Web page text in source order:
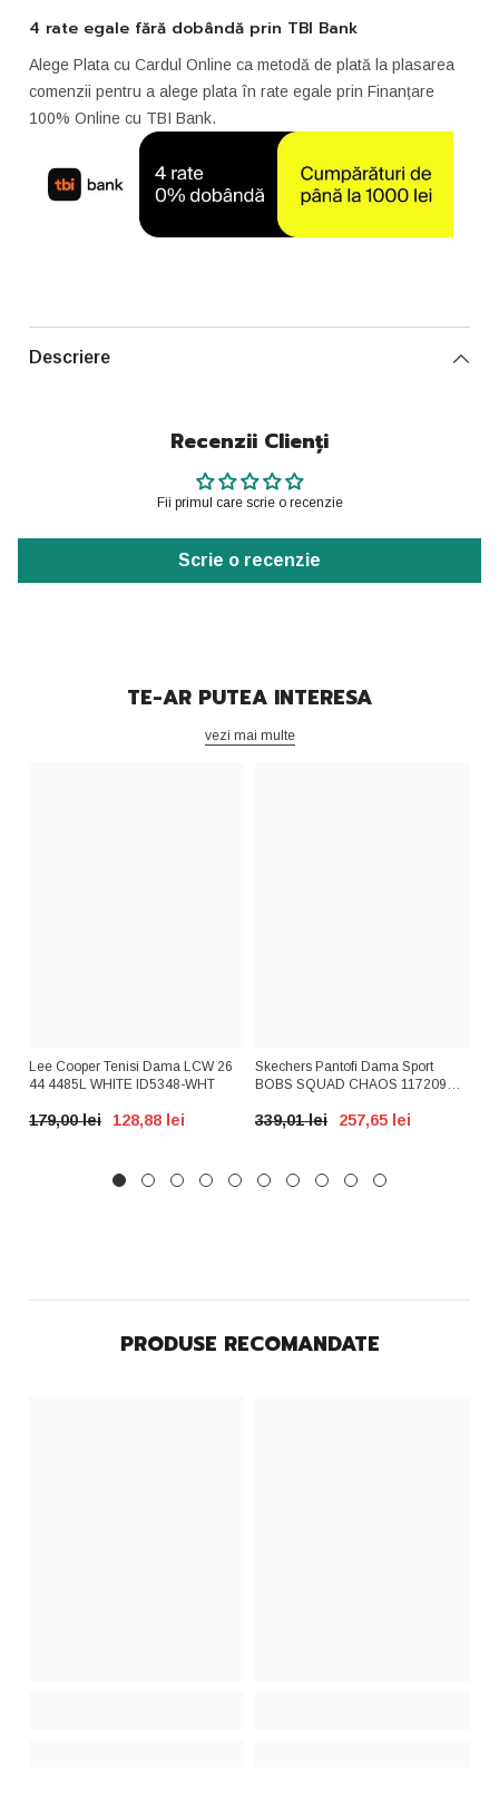
4 rate egale fără dobândă prin TBI Bank
Alege Plata cu Cardul Online ca metodă de plată la plasarea
comenzii pentru a alege plata în rate egale prin Finanțare
100% Online cu TBI Bank.
Descriere
Recenzii Clienți
Fii primul care scrie o recenzie
Scrie o recenzie
TE-AR PUTEA INTERESA
vezi mai multe
Lee Cooper Tenisi Dama LCW 26
44 4485L WHITE ID5348-WHT
179,00 lei 128,88 lei
Skechers Pantofi Dama Sport
BOBS SQUAD CHAOS 117209
339,01 lei 257,65 lei
PRODUSE RECOMANDATE